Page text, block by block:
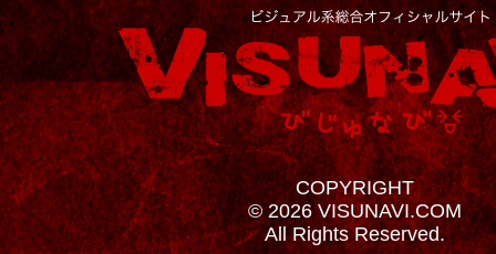
COPYRIGHT
© 2026 VISUNAVI.COM
All Rights Reserved.